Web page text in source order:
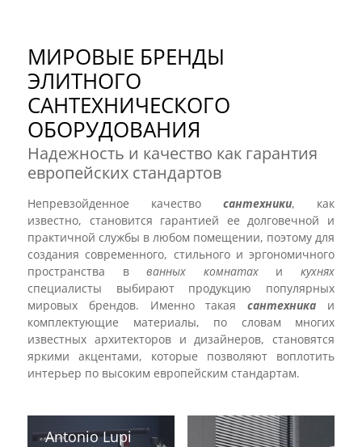
МИРОВЫЕ БРЕНДЫ
ЭЛИТНОГО
САНТЕХНИЧЕСКОГО
ОБОРУДОВАНИЯ
Надежность и качество как гарантия
европейских стандартов
Непревзойденное качество сантехники, как
известно, становится гарантией ее долговечной и
практичной службы в любом помещении, поэтому для
создания современного, стильного и эргономичного
пространства вванных комнатахикухнях
специалисты выбирают продукцию популярных
мировых брендов. Именно такаясантехника и
комплектующие материалы, по словам многих
известных архитекторов и дизайнеров, становятся
яркими акцентами, которые позволяют воплотить
интерьер по высоким европейским стандартам.
Antonio Lupi